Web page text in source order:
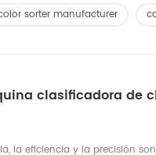
sorter manufacturer
clasificadora de
la eficiencia y la precisión